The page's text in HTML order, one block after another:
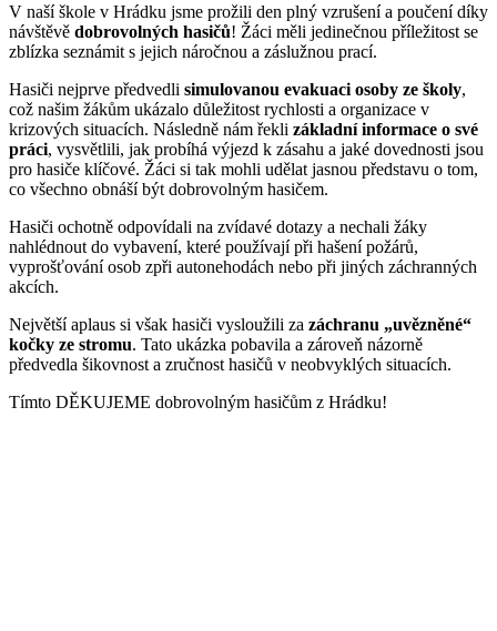
V naší škole v Hrádku jsme prožili den plný vzrušení a poučení díky
návštěvě dobrovolných hasičů! Žáci měli jedinečnou příležitost se
zblízka seznámit s jejich náročnou a záslužnou prací.
Hasiči nejprve předvedli simulovanou evakuaci osoby ze školy,
což našim žákům ukázalo důležitost rychlosti a organizace v
krizových situacích. Následně nám řekli základní informace o své
práci, vysvětlili, jak probíhá výjezd k zásahu a jaké dovednosti jsou
pro hasiče klíčové. Žáci si tak mohli udělat jasnou představu o tom,
co všechno obnáší být dobrovolným hasičem.
Hasiči ochotně odpovídali na zvídavé dotazy a nechali žáky
nahlédnout do vybavení, které používají při hašení požárů,
vyprošťování osob zpři autonehodách nebo při jiných záchranných
akcích.
Největší aplaus si však hasiči vysloužili za záchranu „uvězněné“
kočky ze stromu. Tato ukázka pobavila a zároveň názorně
předvedla šikovnost a zručnost hasičů v neobvyklých situacích.
Tímto DĚKUJEME dobrovolným hasičům z Hrádku!